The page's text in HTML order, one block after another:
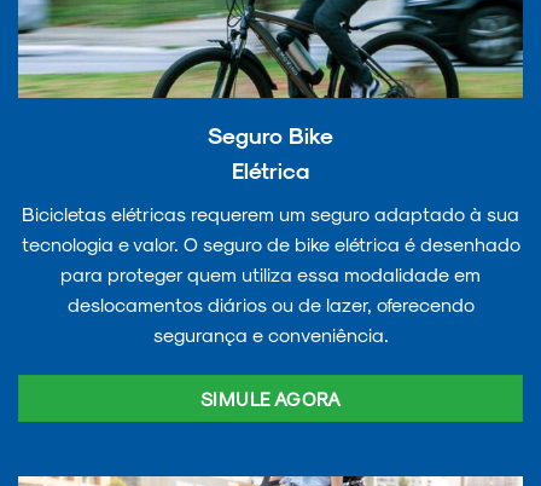
Seguro Bike
Elétrica
Bicicletas elétricas requerem um seguro adaptado à sua
tecnologia e valor. O seguro de bike elétrica é desenhado
para proteger quem utiliza essa modalidade em
deslocamentos diários ou de lazer, oferecendo
segurança e conveniência.
SIMULE AGORA